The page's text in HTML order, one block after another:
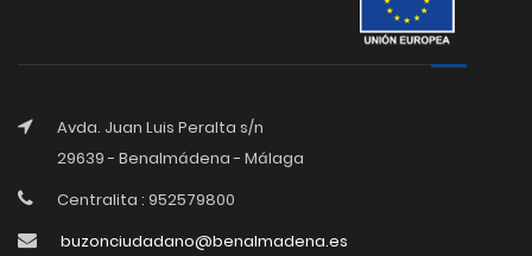
Avda. Juan Luis Peralta s/n
29639 - Benalmádena - Málaga
Centralita : 952579800
buzonciudadano@benalmadena.es